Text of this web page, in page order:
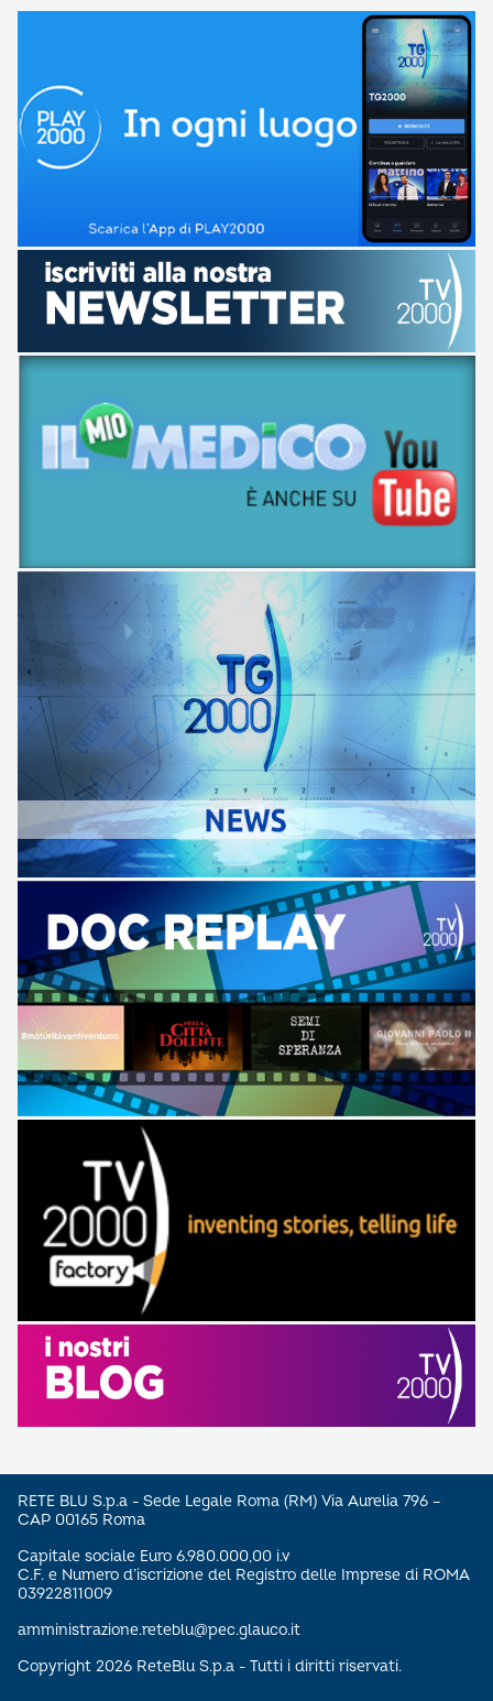
RETE BLU S.p.a - Sede Legale Roma (RM) Via Aurelia 796 –
CAP 00165 Roma
Capitale sociale Euro 6.980.000,00 i.v
C.F. e Numero d’iscrizione del Registro delle Imprese di ROMA
03922811009
amministrazione.reteblu@pec.glauco.it
Copyright 2026 ReteBlu S.p.a - Tutti i diritti riservati.